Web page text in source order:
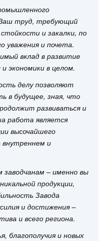
труд, требующий
и закалки, по
уважения и почета.
вклад в развитие
экономики в целом.
делу позволяют
в будущее, зная, что
развиваться и
работа является
высочайшего
внутреннем и
– именно вы
продукции,
Завода
и достижения –
и всего региона.
благополучия и новых